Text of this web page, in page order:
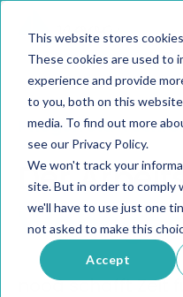
This website stores
These cookies are used to
experience and provide
to you, both on this
media. To find out more
see our Privacy Policy.
We won't track your
site. But in order to comply
we'll have to use just one
not asked to make this
Accept
Pflegen statt
Der
en